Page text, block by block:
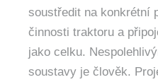
soustředit na konkrétní
činnosti traktoru a
jako celku.
soustavy je člověk.